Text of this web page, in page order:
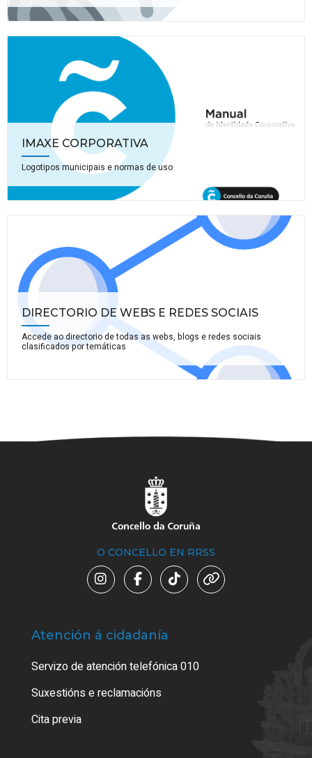
IMAXE CORPORATIVA
Logotipos municipais e normas de uso
DIRECTORIO DE WEBS E REDES SOCIAIS
Accede ao directorio de todas as webs, blogs e redes sociais
clasificados por temáticas
O CONCELLO EN RRSS
Atención á cidadanía
Servizo de atención telefónica 010
Suxestións e reclamacións
Cita previa